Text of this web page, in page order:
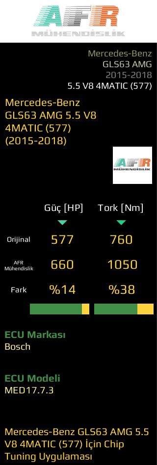
Mercedes-Benz
GLS63 AMG
2015-2018
5.5 V8 4MATIC (577)
Mercedes-Benz
GLS63 AMG 5.5 V8
4MATIC (577)
(2015-2018)
Güç [HP] Tork [Nm]
Orijinal 577 760
AFR
Mühendislik
660 1050
Fark %14 %38
ECU Markası
Bosch
ECU Modeli
MED17.7.3
Mercedes-Benz GLS63 AMG 5.5
V8 4MATIC (577) İçin Chip
Tuning Uygulaması